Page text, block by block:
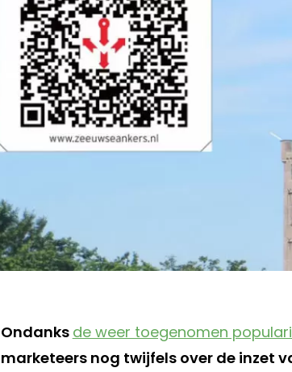
Ondanks de weer toegenomen
marketeers nog twijfels over de inzet